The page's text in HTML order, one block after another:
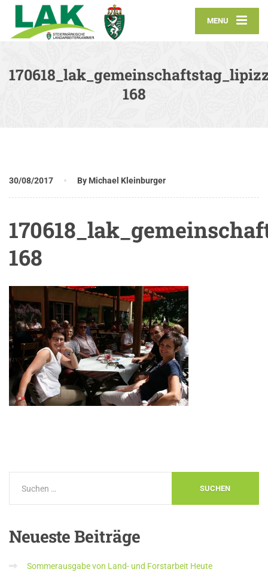
MENU
168
30/08/2017 By Michael Kleinburger
168
NeuesteBeiträge
Sommerausgabe von Land- und Forstarbeit Heute